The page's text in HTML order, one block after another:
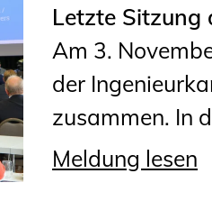
Letzte Sitzung
Am 3.
der
zusammen. In
Meldung lesen